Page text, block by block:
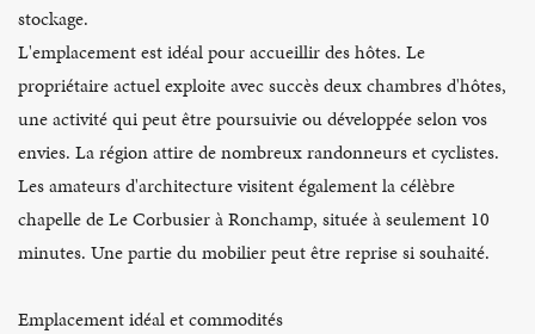
stockage.
L'emplacement est idéal pour accueillir des hôtes. Le
propriétaire actuel exploite avec succès deux chambres d'hôtes,
une activité qui peut être poursuivie ou développée selon vos
envies. La région attire de nombreux randonneurs et cyclistes.
Les amateurs d'architecture visitent également la célèbre
chapelle de Le Corbusier à Ronchamp, située à seulement 10
minutes. Une partie du mobilier peut être reprise si souhaité.
Emplacement idéal et commodités